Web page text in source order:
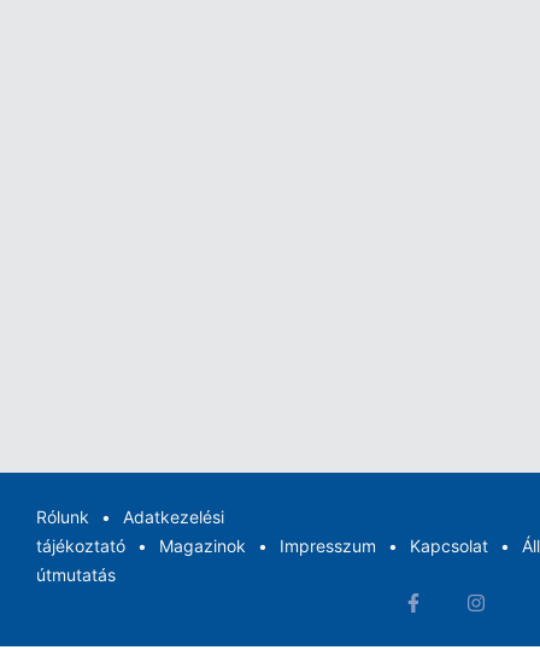
Rólunk
Adatkezelési
tájékoztató
Magazinok Impresszum Kapcsolat
útmutatás